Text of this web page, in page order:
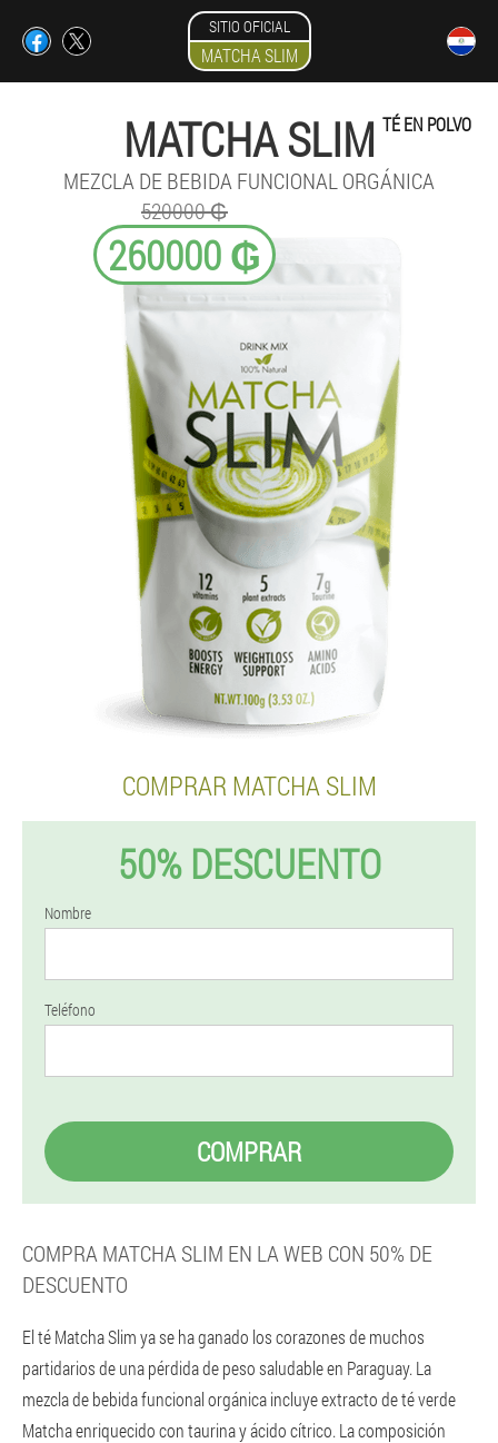
SITIO OFICIAL
MATCHA SLIM
MATCHA SLIM TÉ EN POLVO
MEZCLA DE BEBIDA FUNCIONAL ORGÁNICA
520000 ₲
260000 ₲
COMPRAR MATCHA SLIM
50% DESCUENTO
Nombre
Teléfono
COMPRAR
COMPRA MATCHA SLIM EN LA WEB CON 50% DE
DESCUENTO
El té Matcha Slim ya se ha ganado los corazones de muchos
partidarios de una pérdida de peso saludable en Paraguay. La
mezcla de bebida funcional orgánica incluye extracto de té verde
Matcha enriquecido con taurina y ácido cítrico. La composición